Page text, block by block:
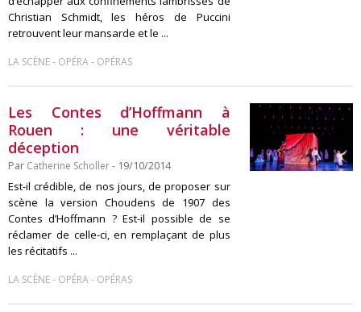
Christian Schmidt, les héros de Puccini
retrouvent leur mansarde et le ...
LA SCÈNE- OPÉRA- OPÉRAS
Les Contes d’Hoffmann à
Rouen : une véritable
déception
Par Catherine Scholler- 19/10/2014
Est-il crédible, de nos jours, de proposer sur
scène la version Choudens de 1907 des
Contes d’Hoffmann ? Est-il possible de se
réclamer de celle-ci, en remplaçant de plus
les récitatifs ...
LA SCÈNE- OPÉRA- OPÉRAS